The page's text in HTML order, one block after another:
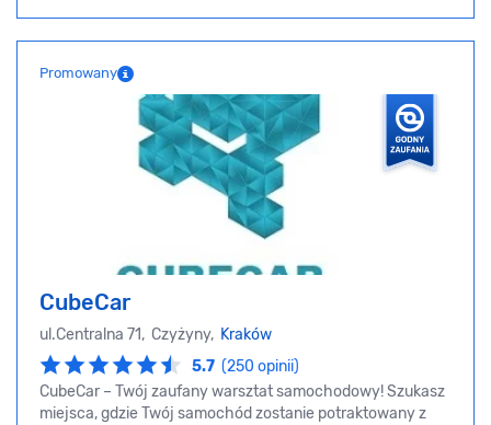
Promowany
CubeCar
ul.Centralna 71, Czyżyny, Kraków
5.7 (250 opinii)
CubeCar – Twój zaufany warsztat samochodowy! Szukasz
miejsca, gdzie Twój samochód zostanie potraktowany z